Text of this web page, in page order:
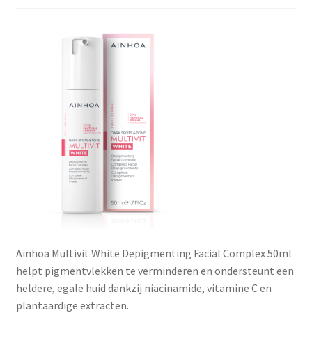
MERK SITES
AI EXPERT
Ainhoa Multivit White Depigmenting Facial Complex 50ml
helpt pigmentvlekken te verminderen en ondersteunt een
heldere, egale huid dankzij niacinamide, vitamine C en
plantaardige extracten.